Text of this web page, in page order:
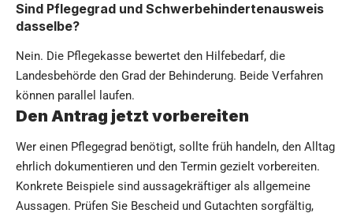
Sind Pflegegrad und Schwerbehindertenausweis
dasselbe?
Nein. Die Pflegekasse bewertet den Hilfebedarf, die
Landesbehörde den Grad der Behinderung. Beide Verfahren
können parallel laufen.
Den Antrag jetzt vorbereiten
Wer einen Pflegegrad benötigt, sollte früh handeln, den Alltag
ehrlich dokumentieren und den Termin gezielt vorbereiten.
Konkrete Beispiele sind aussagekräftiger als allgemeine
Aussagen. Prüfen Sie Bescheid und Gutachten sorgfältig,